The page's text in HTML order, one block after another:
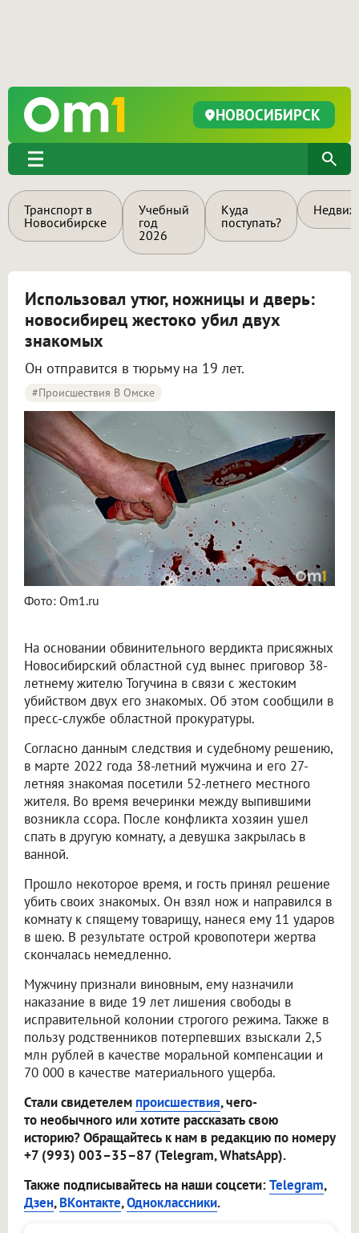
НОВОСИБИРСК
Транспорт в
Новосибирске
Учебный
год
2026
Куда
поступать?
Использовал утюг, ножницы и дверь:
новосибирец жестоко убил двух
знакомых
Он отправится в тюрьму на 19 лет.
#Происшествия В Омске
Фото: Om1.ru
На основании обвинительного вердикта присяжных
Новосибирский областной суд вынес приговор 38-
летнему жителю Тогучина в связи с жестоким
убийством двух его знакомых. Об этом сообщили в
пресс-службе областной прокуратуры.
Согласно данным следствия и судебному решению,
в марте 2022 года 38-летний мужчина и его 27-
летняя знакомая посетили 52-летнего местного
жителя. Во время вечеринки между выпившими
возникла ссора. После конфликта хозяин ушел
спать в другую комнату, а девушка закрылась в
ванной.
Прошло некоторое время, и гость принял решение
убить своих знакомых. Он взял нож и направился в
комнату к спящему товарищу, нанеся ему 11 ударов
в шею. В результате острой кровопотери жертва
скончалась немедленно.
Мужчину признали виновным, ему назначили
наказание в виде 19 лет лишения свободы в
исправительной колонии строгого режима. Также в
пользу родственников потерпевших взыскали 2,5
млн рублей в качестве моральной компенсации и
70 000 в качестве материального ущерба.
Стали свидетелем происшествия, чего-
то необычного или хотите рассказать свою
историю? Обращайтесь к нам в редакцию по номеру
+7 (993) 003–35–87 (Telegram, WhatsApp).
Также подписывайтесь на наши соцсети:Telegram,
Дзен,ВКонтакте,Одноклассники.